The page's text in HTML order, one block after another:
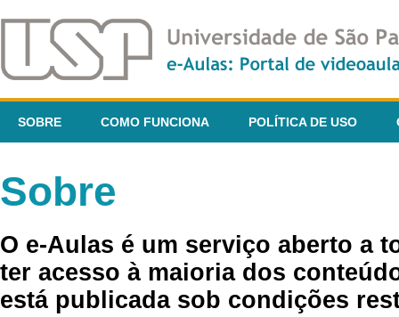
SOBRE COMO FUNCIONA POLÍTICA DE USO
Sobre
O e-Aulas é um serviço aberto a
ter acesso à maioria dos
está publicada sob condições